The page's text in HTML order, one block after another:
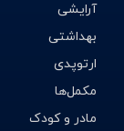
آرایشی
بهداشتی
ارتوپدی
مکمل‌ها
مادر و کودک